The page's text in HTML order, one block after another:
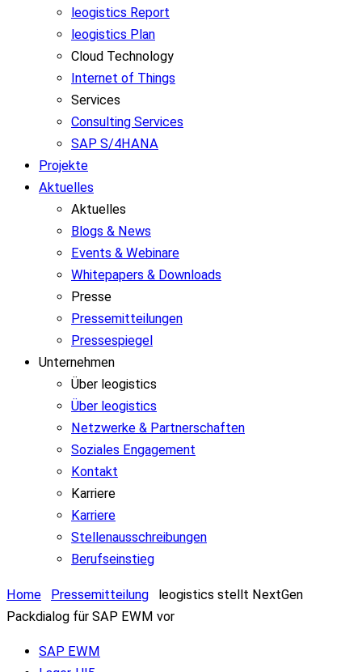
leogistics Report
leogistics Plan
Cloud Technology
Internet of Things
Services
Consulting Services
SAP S/4HANA
Projekte
Aktuelles
Aktuelles
Blogs & News
Events & Webinare
Whitepapers & Downloads
Presse
Pressemitteilungen
Pressespiegel
Unternehmen
Über leogistics
Über leogistics
Netzwerke & Partnerschaften
Soziales Engagement
Kontakt
Karriere
Karriere
Stellenausschreibungen
Berufseinstieg
Home Pressemitteilung
leogistics stellt NextGen
Packdialog für SAP EWM vor
SAP EWM